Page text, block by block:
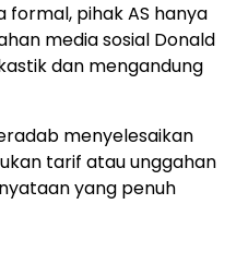
pihak AS hanya
media sosial Donald
dan mengandung
menyelesaikan
tarif atau unggahan
yang penuh